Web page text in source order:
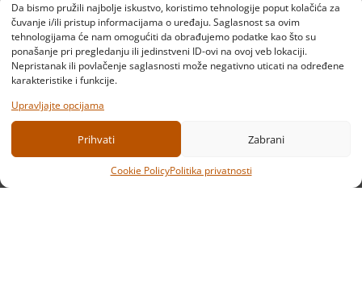
Da bismo pružili najbolje iskustvo, koristimo tehnologije poput kolačića za
čuvanje i/ili pristup informacijama o uređaju. Saglasnost sa ovim
tehnologijama će nam omogućiti da obrađujemo podatke kao što su
ponašanje pri pregledanju ili jedinstveni ID-ovi na ovoj veb lokaciji.
Nepristanak ili povlačenje saglasnosti može negativno uticati na određene
karakteristike i funkcije.
Upravljajte opcijama
Prihvati Zabrani
Cookie PolicyPolitika privatnosti
posebno značajan jer u velikoj meri utiče na
zdravlje čoveka.